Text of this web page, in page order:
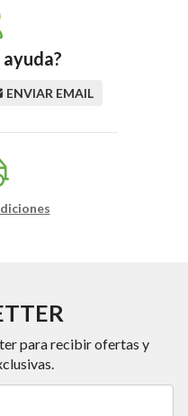
ENVIAR EMAIL
para recibir ofertas y